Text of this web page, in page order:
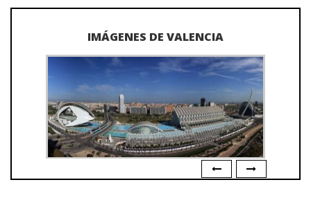
IMÁGENES DE VALENCIA